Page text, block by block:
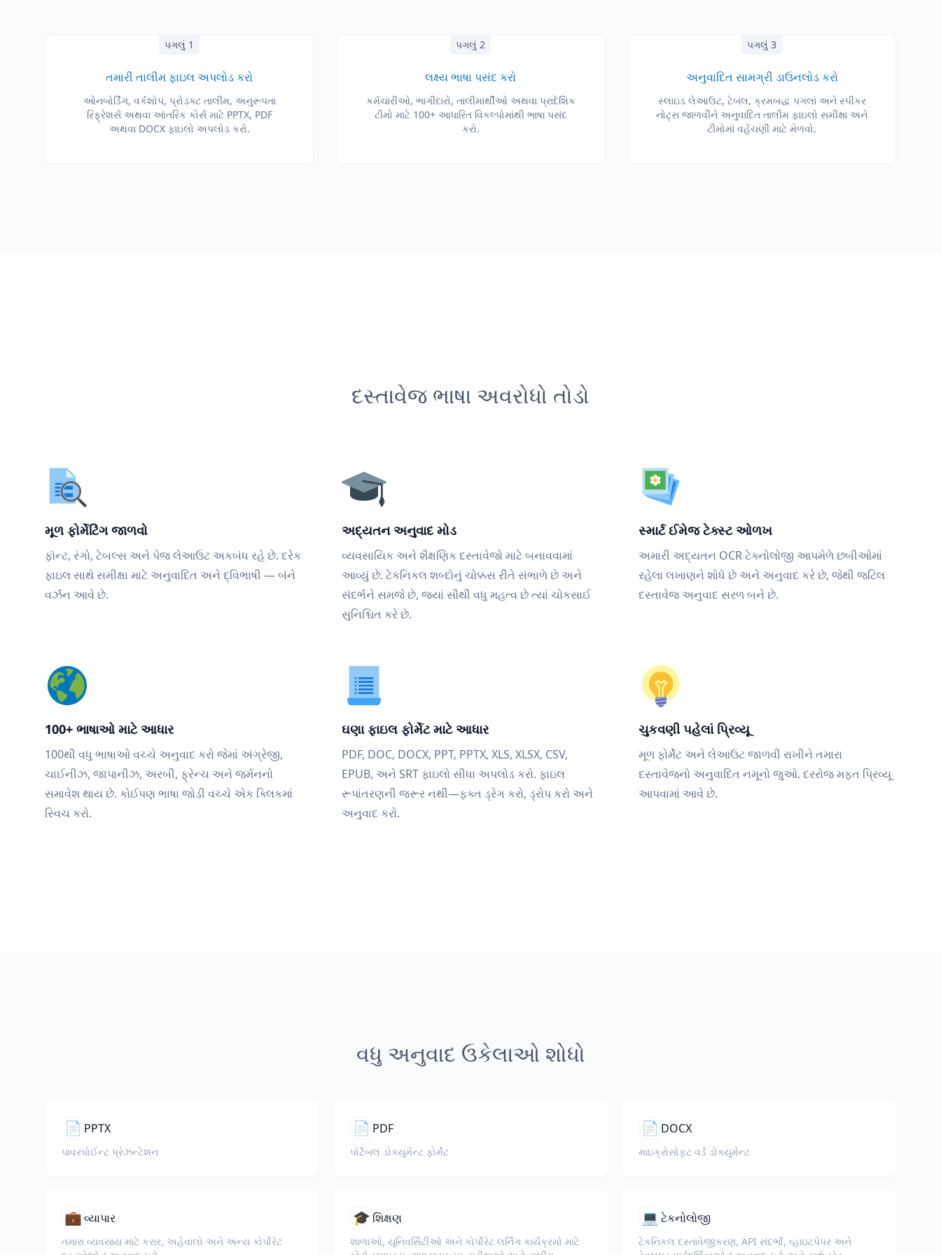
પગલું 1
તમારી તાલીમ ફાઇલ અપલોડ કરો
ઓનબોર્ડિંગ, વર્કશોપ, પ્રોડક્ટ તાલીમ, અનુરૂપતા
રિફ્રેશર્સ અથવા આંતરિક કોર્સ માટે PPTX, PDF
અથવા DOCX ફાઇલો અપલોડ કરો.
પગલું 2
લક્ષ્ય ભાષા પસંદ કરો
કર્મચારીઓ, ભાગીદારો, તાલીમાર્થીઓ અથવા પ્રાદેશિક
ટીમો માટે 100+ આધારિત વિકલ્પોમાંથી ભાષા પસંદ
કરો.
પગલું 3
અનુવાદિત સામગ્રી ડાઉનલોડ કરો
સ્લાઇડ લેઆઉટ, ટેબલ, ક્રમબદ્ધ પગલાં અને સ્પીકર
નોટ્સ જાળવીને અનુવાદિત તાલીમ ફાઇલો સમીક્ષા અને
ટીમોમાં વહેંચણી માટે મેળવો.
દસ્તાવેજ ભાષા અવરોધો તોડો
મૂળ ફોર્મેટિંગ જાળવો
ફૉન્ટ, રંગો, ટેબલ્સ અને પેજ લેઆઉટ અકબંધ રહે છે. દરેક
ફાઇલ સાથે સમીક્ષા માટે અનુવાદિત અને દ્વિભાષી — બંને
વર્ઝન આવે છે.
અદ્યતન અનુવાદ મોડ
વ્યવસાયિક અને શૈક્ષણિક દસ્તાવેજો માટે બનાવવામાં
આવ્યું છે. ટેકનિકલ શબ્દોનું ચોક્કસ રીતે સંભાળે છે અને
સંદર્ભને સમજે છે, જ્યાં સૌથી વધુ મહત્વ છે ત્યાં ચોકસાઈ
સુનિશ્ચિત કરે છે.
સ્માર્ટ ઈમેજ ટેક્સ્ટ ઓળખ
અમારી અદ્યતન OCR ટેક્નોલોજી આપમેળે છબીઓમાં
રહેલા લખાણને શોધે છે અને અનુવાદ કરે છે, જેથી જટિલ
દસ્તાવેજ અનુવાદ સરળ બને છે.
100+ ભાષાઓ માટે આધાર
100થી વધુ ભાષાઓ વચ્ચે અનુવાદ કરો જેમાં અંગ્રેજી,
ચાઈનીઝ, જાપાનીઝ, અરબી, ફ્રેન્ચ અને જર્મનનો
સમાવેશ થાય છે. કોઈપણ ભાષા જોડી વચ્ચે એક ક્લિકમાં
સ્વિચ કરો.
ઘણા ફાઇલ ફોર્મેટ માટે આધાર
PDF, DOC, DOCX, PPT, PPTX, XLS, XLSX, CSV,
EPUB, અને SRT ફાઇલો સીધા અપલોડ કરો. ફાઇલ
રૂપાંતરણની જરૂર નથી—ફક્ત ડ્રેગ કરો, ડ્રોપ કરો અને
અનુવાદ કરો.
ચુકવણી પહેલાં પ્રિવ્યૂ
મૂળ ફોર્મેટ અને લેઆઉટ જાળવી રાખીને તમારા
દસ્તાવેજનો અનુવાદિત નમૂનો જુઓ. દરરોજ મફત પ્રિવ્યૂ
આપવામાં આવે છે.
વધુ અનુવાદ ઉકેલાઓ શોધો
📄 PPTX
પાવરપોઈન્ટ પ્રેઝન્ટેશન
📄 PDF
પોર્ટેબલ ડોક્યુમેન્ટ ફોર્મેટ
📄 DOCX
માઇક્રોસોફ્ટ વર્ડ ડોક્યુમેન્ટ
💼વ્યાપાર
તમારા વ્યવસાય માટે કરાર, અહેવાલો અને અન્ય કોર્પોરેટ
🎓 શિક્ષણ
શાળાઓ, યુનિવર્સિટીઓ અને કોર્પોરેટ લર્નિંગ કાર્યક્રમો માટે
💻 ટેકનોલોજી
ટેકનિકલ દસ્તાવેજીકરણ, API સંદર્ભો, વ્હાઇટપેપર અને